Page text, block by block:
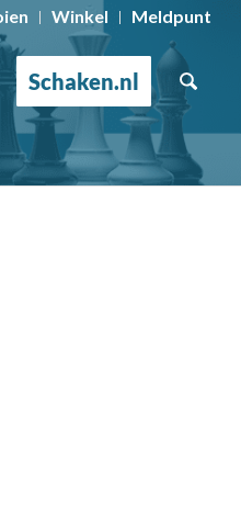
Winkel Meldpunt
Schaken.nl